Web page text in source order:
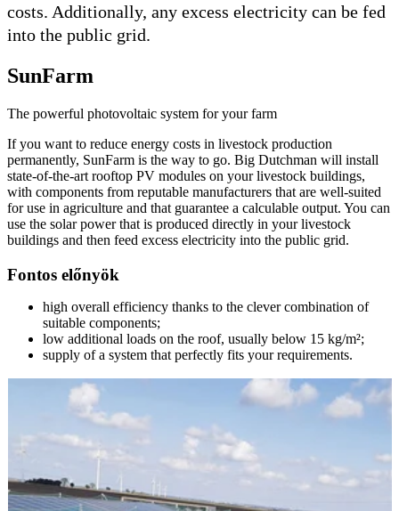
costs. Additionally, any excess electricity can be fed
into the public grid.
SunFarm
The powerful photovoltaic system for your farm
If you want to reduce energy costs in livestock production
permanently, SunFarm is the way to go. Big Dutchman will install
state-of-the-art rooftop PV modules on your livestock buildings,
with components from reputable manufacturers that are well-suited
for use in agriculture and that guarantee a calculable output. You can
use the solar power that is produced directly in your livestock
buildings and then feed excess electricity into the public grid.
Fontos előnyök
high overall efficiency thanks to the clever combination of
suitable components;
low additional loads on the roof, usually below 15 kg/m²;
supply of a system that perfectly fits your requirements.